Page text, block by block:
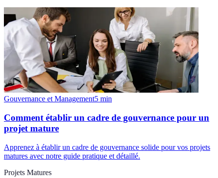
Gouvernance et Management5 min
Comment établir un cadre de gouvernance pour un
projet mature
Apprenez à établir un cadre de gouvernance solide pour vos projets
matures avec notre guide pratique et détaillé.
Projets Matures